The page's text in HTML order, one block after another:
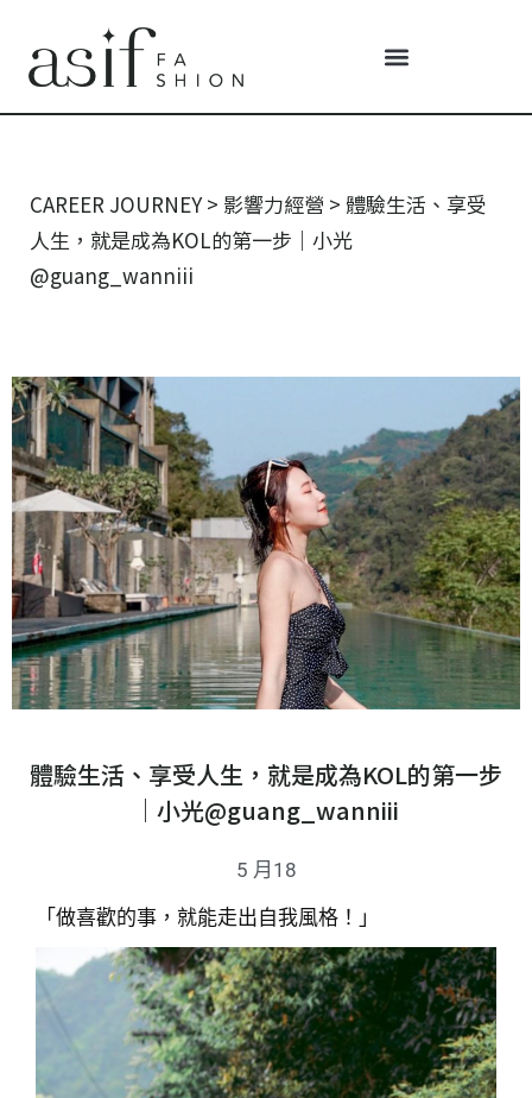
CAREER JOURNEY > 影響力經營 > 體驗生活、享受
人生，就是成為KOL的第一步｜小光
@guang_wanniii
體驗生活、享受人生，就是成為KOL的第一步
｜小光@guang_wanniii
5 月18
「做喜歡的事，就能走出自我風格！」